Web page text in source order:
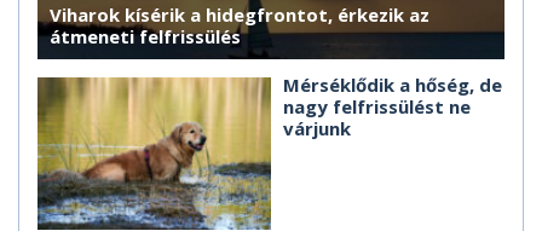
Viharok kísérik a hidegfrontot, érkezik az
átmeneti felfrissülés
Mérséklődik a hőség, de
nagy felfrissülést ne
várjunk